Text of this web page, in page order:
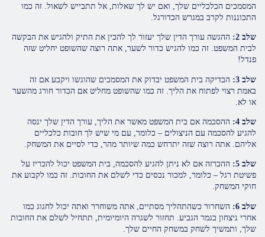
המסמכים הכלכליים שלך, ואם יש לך שאלות, אל תתבייש לשאול. זה כמו
התכוננות לקרב במגרש הכדורגל.
שלב 2:
ההגשה עורך הדין שלך יעזור לך להכין את התיק ולהגיש את הבקשה
לבית המשפט. זה כמו להגיש כדור לשער, אתה רוצה שהשופט יחליט שזה
פנדל!
שלב 3:
הבדיקה בית המשפט יבדוק את המסמכים שהוגשו ויקבע אם זה
באמת רצוי לפתוח את הליך. זה כמו שהשופט מחליט אם הכדור חורג מהשער
או לא.
שלב 4:
ההסכמה אם בית המשפט מאשר את הליך, עורך הדין שלך ינסה
להגיע להסכמה עם הניצולים – כלומר, עם מי שיש לך חובות כלכליים
אליהם. אתה רוצה שזה יתרחש כמה שיותר מהר, כדי לסיים את המשחק.
שלב 5:
ההכרזה אם לא ניתן להגיע להסכמה, בית המשפט יכול להכריז על
פשיטת רגל – כלומר, למכור נכסים כדי לשלם את החובות. זה כמו לקבוע את
חוקי המשחק.
שלב 6:
השחרור כשהתהליך מסתיים, אתה משוחרר ואתה יכול לחגוג כמו
אחרי ניצחון בגמר הגביע. תחזור לשגרה היומיומית, תתחיל לשלם את החובות
שלך, ותמשיך לשחק במשחק החיים שלך.